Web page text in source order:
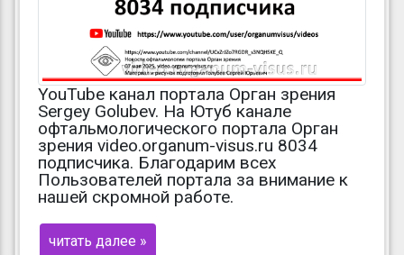
YouTube канал портала Орган зрения
Sergey Golubev. На Ютуб канале
офтальмологического портала Орган
зрения video.organum-visus.ru 8034
подписчика. Благодарим всех
Пользователей портала за внимание к
нашей скромной работе.
читать далее »